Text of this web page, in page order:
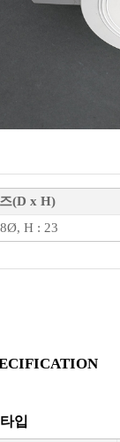
(D x H)
H : 23
입